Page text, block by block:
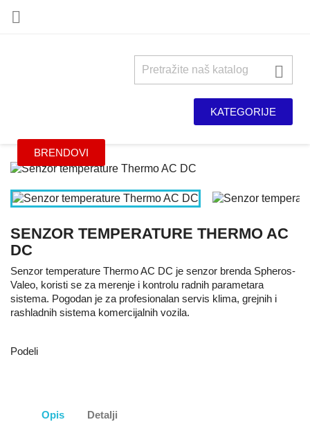


KATEGORIJE
BRENDOVI
SENZOR TEMPERATURE THERMO AC
DC
Senzor temperature Thermo AC DC je senzor brenda Spheros-
Valeo, koristi se za merenje i kontrolu radnih parametara
sistema. Pogodan je za profesionalan servis klima, grejnih i
rashladnih sistema komercijalnih vozila.
Podeli
Opis Detalji